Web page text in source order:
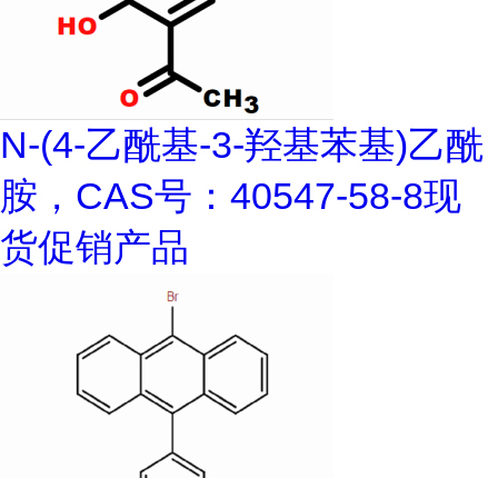
N-(4-乙酰基-3-羟基苯基)乙酰
胺，CAS号：40547-58-8现
货促销产品